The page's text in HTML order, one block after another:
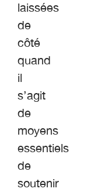
laissées
de
côté
quand
il
s’agit
de
moyens
essentiels
de
soutenir